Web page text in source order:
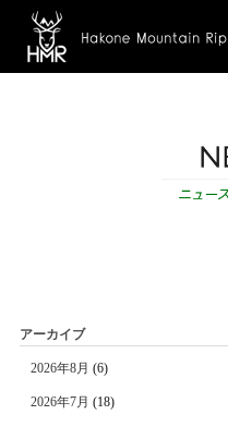
アーカイブ
2026年8月 (6)
2026年7月 (18)